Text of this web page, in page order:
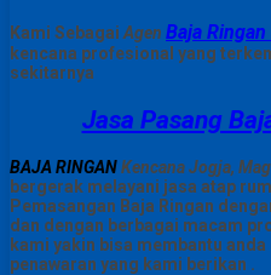
Kami SebagaiAgen Baja
kencana profesional yang
sekitarnya
Jasa Pasang
BAJA RINGANKencana Jogja,
bergerak melayani jasa atap
Pemasangan Baja Ringan
dan dengan berbagai macam
kami yakin bisa membantu
penawaran yang kami berikan .